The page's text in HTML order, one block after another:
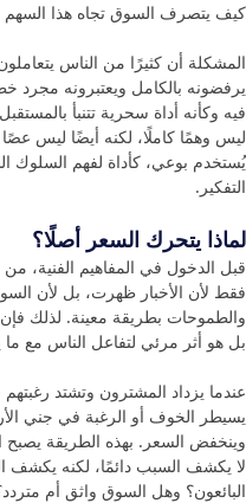
كيف يتصرف السوق تجاه هذا السهم
المشكلة أن كثيرًا من الناس
يرفضونه بالكامل ويعتبرونه مجرد
فيه وكأنه أداة سحرية تتنبأ
ليس وهمًا كاملًا، لكنه أيضًا ليس
يُستخدم بوعي، كأداة لفهم السلوك
التفكير.
لماذا يتحرك السعر أصلًا؟
قبل الدخول في المفاهيم الفنية،
فقط لأن الأخبار ظهرت، بل لأن
والطموحات بطريقة معينة. لذلك فإن
بل هو أثر مرئي لتفاعل الناس مع
عندما يزداد المشترون وتشتد
يسيطر الخوف أو الرغبة في جني
وينخفض السعر. بهذه الطريقة يصبح
لا يكشف السبب دائمًا، لكنه يكشف
البائعون؟ وهل السوق واثق أم